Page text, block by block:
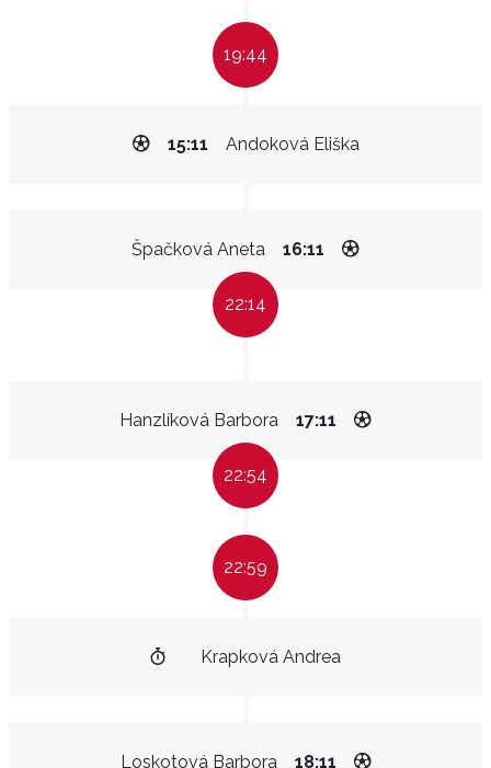
19:44
Andoková Eliška
15:11
Špačková Aneta 16:11
22:14
Hanzlíková Barbora 17:11
22:54
22:59
Krapková Andrea
Loskotová Barbora 18:11